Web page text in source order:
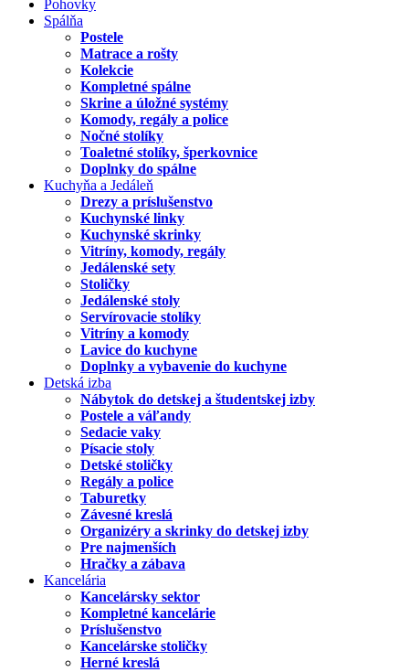
Pohovky
Spálňa
Postele
Matrace a rošty
Kolekcie
Kompletné spálne
Skrine a úložné systémy
Komody, regály a police
Nočné stolíky
Toaletné stolíky, šperkovnice
Doplnky do spálne
Kuchyňa a Jedáleň
Drezy a príslušenstvo
Kuchynské linky
Kuchynské skrinky
Vitríny, komody, regály
Jedálenské sety
Stoličky
Jedálenské stoly
Servírovacie stolíky
Vitríny a komody
Lavice do kuchyne
Doplnky a vybavenie do kuchyne
Detská izba
Nábytok do detskej a študentskej izby
Postele a váľandy
Sedacie vaky
Písacie stoly
Detské stoličky
Regály a police
Taburetky
Závesné kreslá
Organizéry a skrinky do detskej izby
Pre najmenších
Hračky a zábava
Kancelária
Kancelársky sektor
Kompletné kancelárie
Príslušenstvo
Kancelárske stoličky
Herné kreslá